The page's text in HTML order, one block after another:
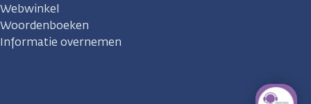
Webwinkel
Woordenboeken
Informatie overnemen